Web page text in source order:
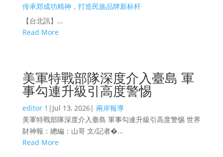
传承郑成功精神，打造民族品牌新标杆
【台北訊】...
Read More
美軍特戰部隊深度介入臺島 軍
事勾連升級引高度警惕
editor 1 | Jul 13, 2026| 兩岸報導
美軍特戰部隊深度介入臺島 軍事勾連升級引高度警惕 世界
財神報：總編：山哥 文/記者�...
Read More